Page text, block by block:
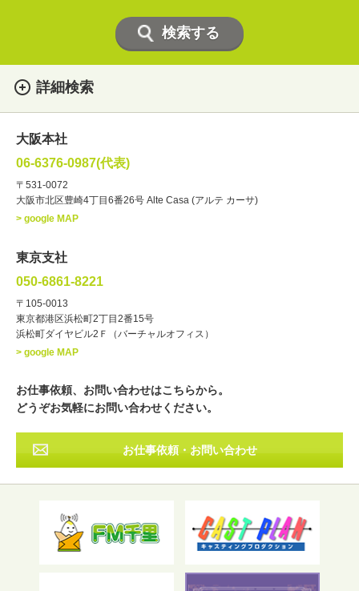
詳細検索
・性別
・ジャンル
ナレーター レポーター
・年齢
・出身地 北海道 東北
その他
フリーワード検索
大阪本社
06-6376-0987(代表)
〒531-0072
大阪市北区豊崎4丁目6番26号 Alte Casa (アルテ カーサ)
> google MAP
東京支社
050-6861-8221
〒105-0013
東京都港区浜松町2丁目2番15号
浜松町ダイヤビル2Ｆ（バーチャルオフィス）
> google MAP
お仕事依頼、お問い合わせはこちらから。
どうぞお気軽にお問い合わせください。
お仕事依頼・お問い合わせ